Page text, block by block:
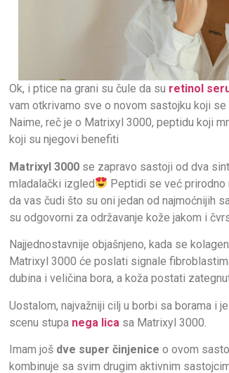
Ok, i ptice na grani su čule da su retinol
vam otkrivamo sve o novom sastojku koji
Naime, reč je o Matrixyl 3000, peptidu koji
koji su njegovi benefiti
Matrixyl 3000se zapravo sastoji od dva
mladalački izgled
Peptidi se već prirodno
da vas čudi što su oni jedan od najmoćnijih
su odgovorni za održavanje kože jakom i
Najjednostavnije objašnjeno, kada se
Matrixyl 3000 će poslati signale
dubina i veličina bora, a koža postati
Uostalom, najvažniji cilj u borbi sa borama i
scenu stupa nega lica sa Matrixyl 3000.
Imam još dve super činjenice o ovom
kombinuje sa svim drugim aktivnim